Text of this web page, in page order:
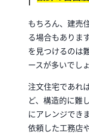
もちろん、建売
る場合もありま
を見つけるのは
ースが多いでしょ
注文住宅であれ
ど、構造的に難
にアレンジできま
依頼した工務店